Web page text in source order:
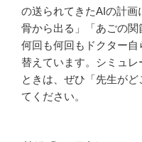
の送られてきたAIの計
骨から出る」「あごの関
何回も何回もドクター
替えています。シミュ
ときは、ぜひ「先生が
てください。